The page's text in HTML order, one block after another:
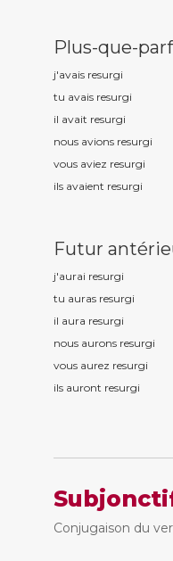
Plus-que-
j'avais resurgi
tu avais resurgi
il avait resurgi
nous avions resurgi
vous aviez resurgi
ils avaient resurgi
Futur
j'aurai resurgi
tu auras resurgi
il aura resurgi
nous aurons resurgi
vous aurez resurgi
ils auront resurgi
Conjugaison du